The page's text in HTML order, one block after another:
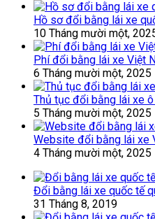
Hồ sơ đổi bằng lái xe
10 Tháng mười một,
Phí đổi bằng lái xe Việt
6 Tháng mười một, 2025
Thủ tục đổi bằng lái xe
5 Tháng mười một, 2025
Website đổi bằng lái xe
4 Tháng mười một, 2025
Đổi bằng lái xe quốc tế
31 Tháng 8, 2019